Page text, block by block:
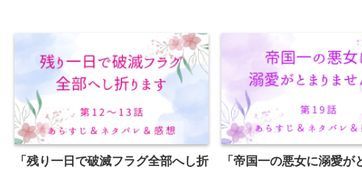
「残り一日で破滅フラグ全部へし折
「帝国一の悪女に溺愛が